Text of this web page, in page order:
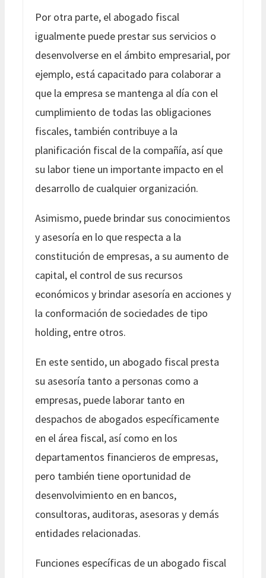
Por otra parte, el abogado fiscal
igualmente puede prestar sus servicios o
desenvolverse en el ámbito empresarial, por
ejemplo, está capacitado para colaborar a
que la empresa se mantenga al día con el
cumplimiento de todas las obligaciones
fiscales, también contribuye a la
planificación fiscal de la compañía, así que
su labor tiene un importante impacto en el
desarrollo de cualquier organización.
Asimismo, puede brindar sus conocimientos
y asesoría en lo que respecta a la
constitución de empresas, a su aumento de
capital, el control de sus recursos
económicos y brindar asesoría en acciones y
la conformación de sociedades de tipo
holding, entre otros.
En este sentido, un abogado fiscal presta
su asesoría tanto a personas como a
empresas, puede laborar tanto en
despachos de abogados específicamente
en el área fiscal, así como en los
departamentos financieros de empresas,
pero también tiene oportunidad de
desenvolvimiento en en bancos,
consultoras, auditoras, asesoras y demás
entidades relacionadas.
Funciones específicas de un abogado fiscal